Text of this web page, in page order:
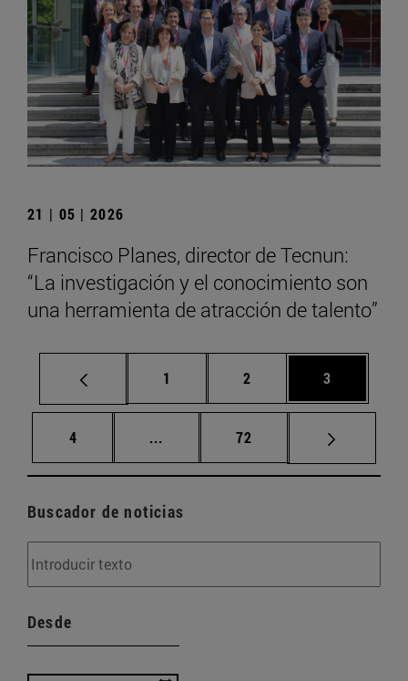
21 | 05 | 2026
Francisco Planes, director de Tecnun:
“La investigación y el conocimiento son
una herramienta de atracción de talento”
Página
1 Página
2 Página
3
Página
4 ... Páginas intermedias Use TAB para
Página
72
Buscador de noticias
Desde